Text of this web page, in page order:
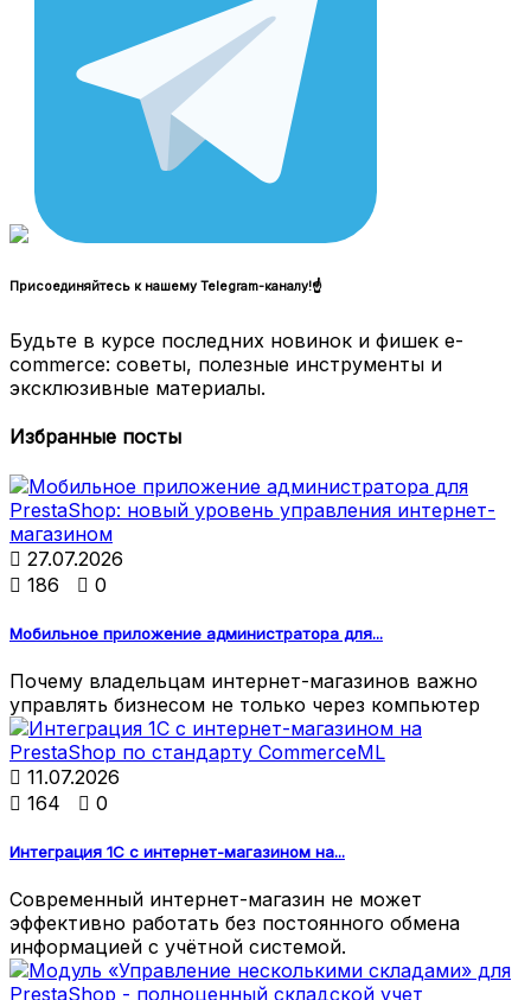
Присоединяйтесь к нашему Telegram-каналу!☝
Будьте в курсе последних новинок и фишек e-
commerce: советы, полезные инструменты и
эксклюзивные материалы.
Избранные посты
 27.07.2026
 186  0
Мобильное приложение администратора для...
Почему владельцам интернет-магазинов важно
управлять бизнесом не только через компьютер
 11.07.2026
 164  0
Интеграция 1С с интернет-магазином на...
Современный интернет-магазин не может
эффективно работать без постоянного обмена
информацией с учётной системой.